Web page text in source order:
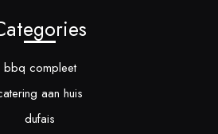
bbq compleet
aan huis
dufais